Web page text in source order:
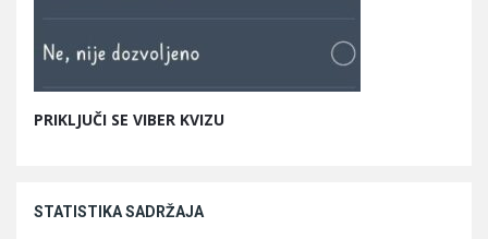
PRIKLJUČI SE VIBER KVIZU
STATISTIKA SADRŽAJA